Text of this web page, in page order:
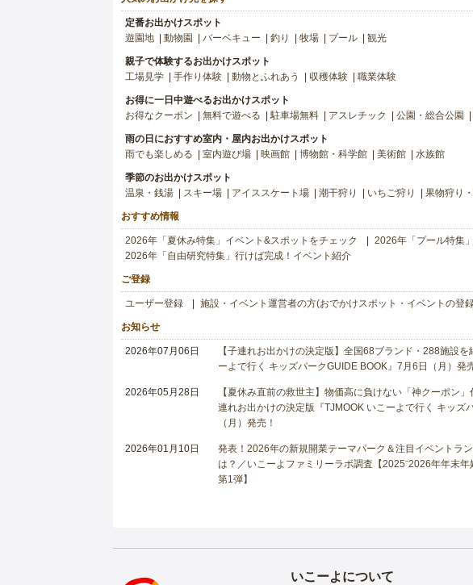
定番お出かけスポット
遊園地
動物園 バーベキュー 釣り 牧場 プール 観光
親子で体験するお出かけスポット
工場見学
手作り体験 動物とふれあう 収穫体験 職業体験
お得に一日中遊べるお出かけスポット
お得なクーポン
無料で遊べる 駐車場無料 アスレチック 公園・総合公園
雨の日におすすめ室内・屋内お出かけスポット
雨でも楽しめる
室内遊び場 映画館 博物館・科学館 美術館 水族館
季節のお出かけスポット
温泉・銭湯
スキー場 アイススケート場 潮干狩り いちご狩り 果物狩り
おすすめ情報
2026年「夏休み特集」イベント&スポットをチェック
2026年「プール特集
2026年「自由研究特集」行けば完成！イベント紹介
ご登録
ユーザー登録 施設・イベント運営者の方(おでかけスポット・イベントの登
お知らせ
2026年07月06日
【子連れお出かけの決定版】全国68ブランド・288施設
ーよで行く キッズパークGUIDE BOOK』7月6日（月）発
2026年05月28日
【夏休み直前の救世主】物価高に負けない「神クーポン
連れお出かけの決定版『TJMOOK いこーよで行く キッズ
（月）発売！
2026年01月10日
発表！2026年の新規開業テーマパーク＆注目イベントラ
は？／いこーよファミリーラボ調査【2025⁻2026年年末
第1弾】
いこーよについて